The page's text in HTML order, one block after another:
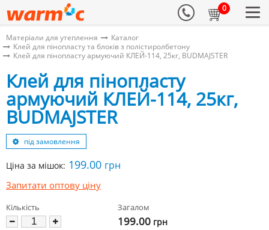
0
Матеріали для утеплення
Каталог
Клей для пінопласту та блоків з полістиролбетону
Клей для пінопласту армуючий КЛЕЙ-114, 25кг, BUDMAJSTER
Клей для пінопласту
армуючий КЛЕЙ-114, 25кг,
BUDMAJSTER
під замовлення
Ціна за мішок: 199.00 грн
Запитати оптову ціну
Кількість Загалом
199.00 грн